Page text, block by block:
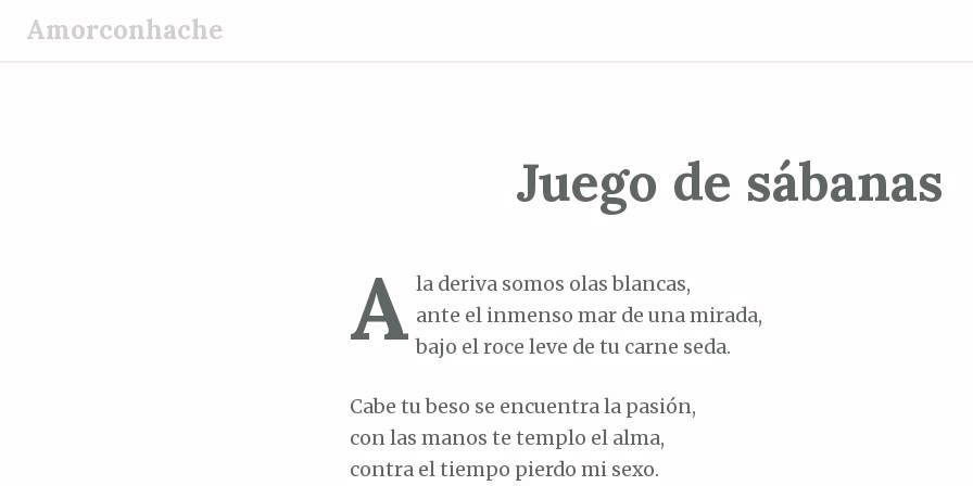
Amorconhache
Juego de sábanas
A la deriva somos olas blancas,
ante el inmenso mar de una mirada,
bajo el roce leve de tu carne seda.
Cabe tu beso se encuentra la pasión,
con las manos te templo el alma,
contra el tiempo pierdo mi sexo.